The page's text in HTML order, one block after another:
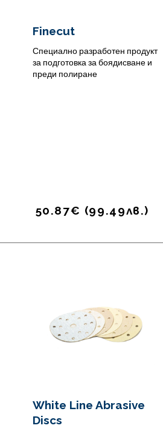
Finecut
Специално разработен продукт
за подготовка за боядисване и
преди полиране
50.87€ (99.49лв.)
White Line Abrasive
Discs